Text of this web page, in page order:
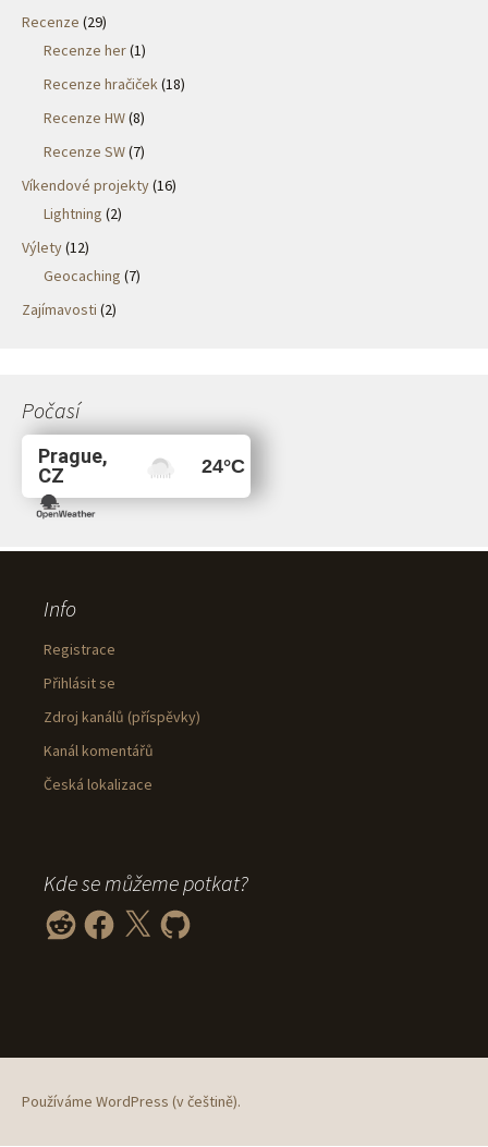
Recenze (29)
Recenze her(1)
Recenze hračiček(18)
Recenze HW(8)
Recenze SW(7)
Víkendové projekty(16)
Lightning (2)
Výlety(12)
Geocaching (7)
Zajímavosti (2)
Počasí
Prague,
CZ
24°C
Info
Registrace
Přihlásit se
Zdroj kanálů (příspěvky)
Kanál komentářů
Česká lokalizace
Kde se můžeme potkat?
Reddit Facebook GitHub
Používáme WordPress (v češtině).